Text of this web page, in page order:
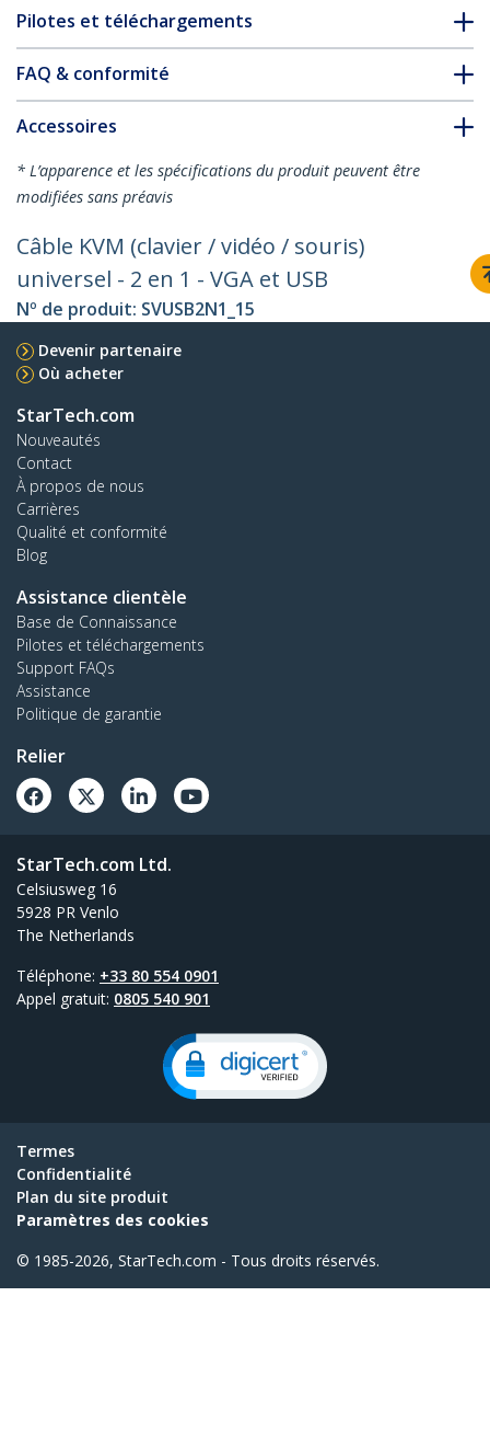
Pilotes et téléchargements
FAQ & conformité
Accessoires
* L’apparence et les spécifications du produit peuvent être
modifiées sans préavis
Câble KVM (clavier / vidéo / souris)
universel - 2 en 1 - VGA et USB
Nº de produit: SVUSB2N1_15
Devenir partenaire
Où acheter
StarTech.com
Nouveautés
Contact
À propos de nous
Carrières
Qualité et conformité
Blog
Assistance clientèle
Base de Connaissance
Pilotes et téléchargements
Support FAQs
Assistance
Politique de garantie
Relier
StarTech.com Ltd.
Celsiusweg 16
5928 PR Venlo
The Netherlands
Téléphone: +33 80 554 0901
Appel gratuit: 0805 540 901
Termes
Confidentialité
Plan du site produit
Paramètres des cookies
© 1985-2026, StarTech.com - Tous droits réservés.